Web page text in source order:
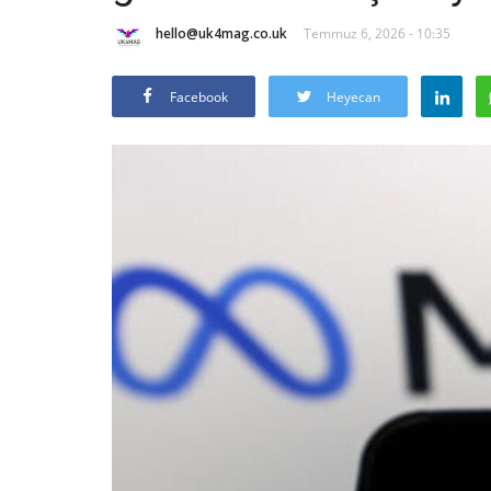
hello@uk4mag.co.uk Temmuz 6, 2026 - 10:35
Facebook Heyecan